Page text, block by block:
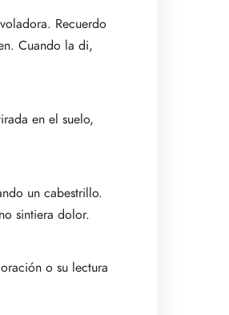
Recuerdo
Cuando la di,
en el suelo,
un cabestrillo.
sintiera dolor.
o su lectura